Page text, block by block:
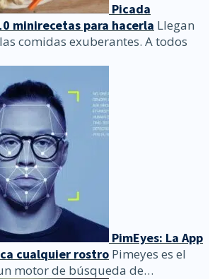
Picada
minirecetas para hacerla Llegan
comidas exuberantes. A todos
PimEyes: La App
cualquier rostro Pimeyes es el
motor de búsqueda de…